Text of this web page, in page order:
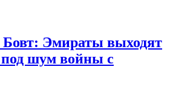
Бовт: Эмираты выходят
шум войны с